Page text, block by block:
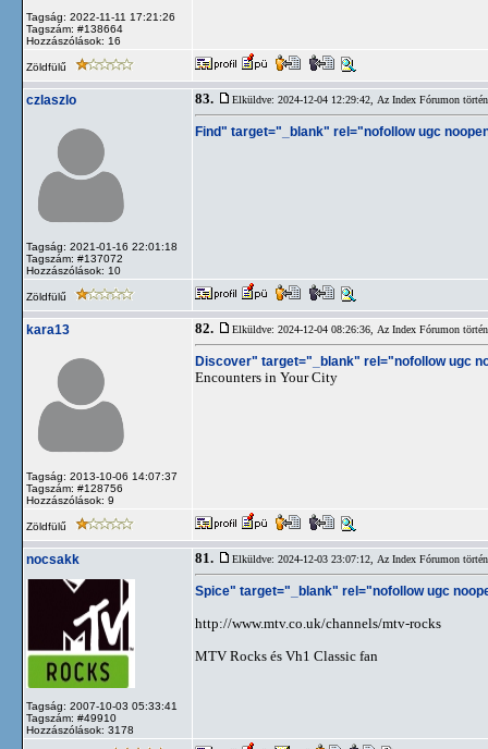
Tagság: 2022-11-11 17:21:26
Tagszám: #138664
Hozzászólások: 16
Zöldfülű
czlaszlo
Tagság: 2021-01-16 22:01:18
Tagszám: #137072
Hozzászólások: 10
83. Elküldve: 2024-12-04 12:29:42, Az Index Fórumon
Find" target="_blank" rel="nofollow ugc
Zöldfülű
kara13
Tagság: 2013-10-06 14:07:37
Tagszám: #128756
Hozzászólások: 9
82. Elküldve: 2024-12-04 08:26:36, Az Index Fórumon
Discover" target="_blank" rel="nofollow ugc
Encounters in Your City
Zöldfülű
nocsakk
Tagság: 2007-10-03 05:33:41
Tagszám: #49910
Hozzászólások: 3178
81. Elküldve: 2024-12-03 23:07:12, Az Index Fórumon
Spice" target="_blank" rel="nofollow ugc
http://www.mtv.co.uk/channels/mtv-rocks
MTV Rocks és Vh1 Classic fan